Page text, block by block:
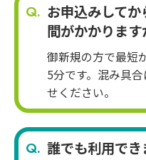
お申込みして
間がかかります
御新規の方で最短
5分です。混み具
せください。
誰でも利用でき